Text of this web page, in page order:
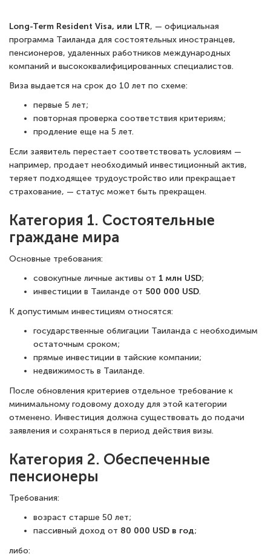
Long-Term Resident Visa, или LTR, — официальная
программа Таиланда для состоятельных иностранцев,
пенсионеров, удаленных работников международных
компаний и высококвалифицированных специалистов.
Виза выдается на срок до 10 лет по схеме:
первые 5 лет;
повторная проверка соответствия критериям;
продление еще на 5 лет.
Если заявитель перестает соответствовать условиям —
например, продает необходимый инвестиционный актив,
теряет подходящее трудоустройство или прекращает
страхование, — статус может быть прекращен.
Категория 1. Состоятельные
граждане мира
Основные требования:
совокупные личные активы от 1 млн USD;
инвестиции в Таиланде от 500 000 USD.
К допустимым инвестициям относятся:
государственные облигации Таиланда с необходимым
остаточным сроком;
прямые инвестиции в тайские компании;
недвижимость в Таиланде.
После обновления критериев отдельное требование к
минимальному годовому доходу для этой категории
отменено. Инвестиция должна существовать до подачи
заявления и сохраняться в период действия визы.
Категория 2. Обеспеченные
пенсионеры
Требования:
возраст старше 50 лет;
пассивный доход от 80 000 USD в год;
либо: